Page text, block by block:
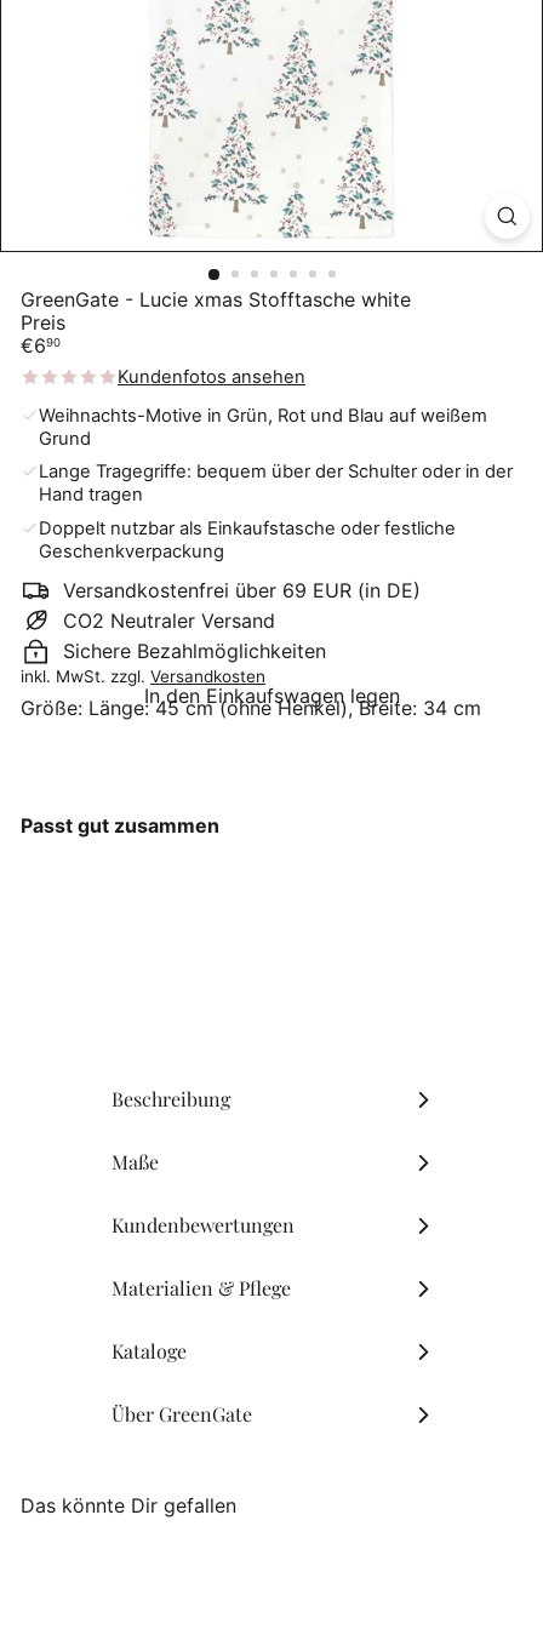
GreenGate - Lucie xmas Stofftasche white
Preis
Normaler
Preis
€690
Kundenfotos ansehen
Weihnachts-Motive in Grün, Rot und Blau auf weißem
Grund
Lange Tragegriffe: bequem über der Schulter oder in der
Hand tragen
Doppelt nutzbar als Einkaufstasche oder festliche
Geschenkverpackung
Versandkostenfrei über 69 EUR (in DE)
CO2 Neutraler Versand
Sichere Bezahlmöglichkeiten
inkl. MwSt. zzgl. Versandkosten
In den Einkaufswagen legen
Größe: Länge: 45 cm (ohne Henkel), Breite: 34 cm
Passt gut zusammen
Beschreibung
Maße
Kundenbewertungen
Materialien & Pflege
Kataloge
Über GreenGate
Das könnte Dir gefallen